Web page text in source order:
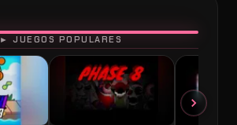
► JUEGOS POPULARES
JUGAR